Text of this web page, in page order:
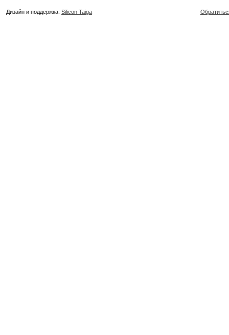
Дизайн и поддержка: Silicon Taiga